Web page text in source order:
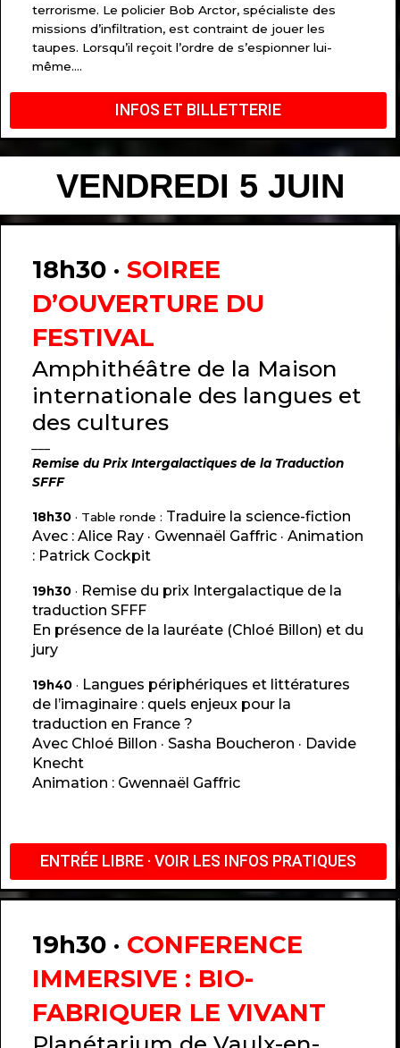
terrorisme. Le policier Bob Arctor, spécialiste des
missions d’infiltration, est contraint de jouer les
taupes. Lorsqu’il reçoit l’ordre de s’espionner lui-
même….
INFOS ET BILLETTERIE
VENDREDI 5 JUIN
18h30 · SOIREE
D’OUVERTURE DU
FESTIVAL
Amphithéâtre de la Maison
internationale des langues et
des cultures
Remise du Prix Intergalactiques de la Traduction
SFFF
18h30 · Table ronde : Traduire la science-fiction
Avec : Alice Ray · Gwennaël Gaffric · Animation
: Patrick Cockpit
19h30 · Remise du prix Intergalactique de la
traduction SFFF
En présence de la lauréate (Chloé Billon) et du
jury
19h40 · Langues périphériques et littératures
de l’imaginaire : quels enjeux pour la
traduction en France ?
Avec Chloé Billon · Sasha Boucheron · Davide
Knecht
Animation : Gwennaël Gaffric
ENTRÉE LIBRE · VOIR LES INFOS PRATIQUES
19h30 · CONFERENCE
IMMERSIVE : BIO-
FABRIQUER LE VIVANT